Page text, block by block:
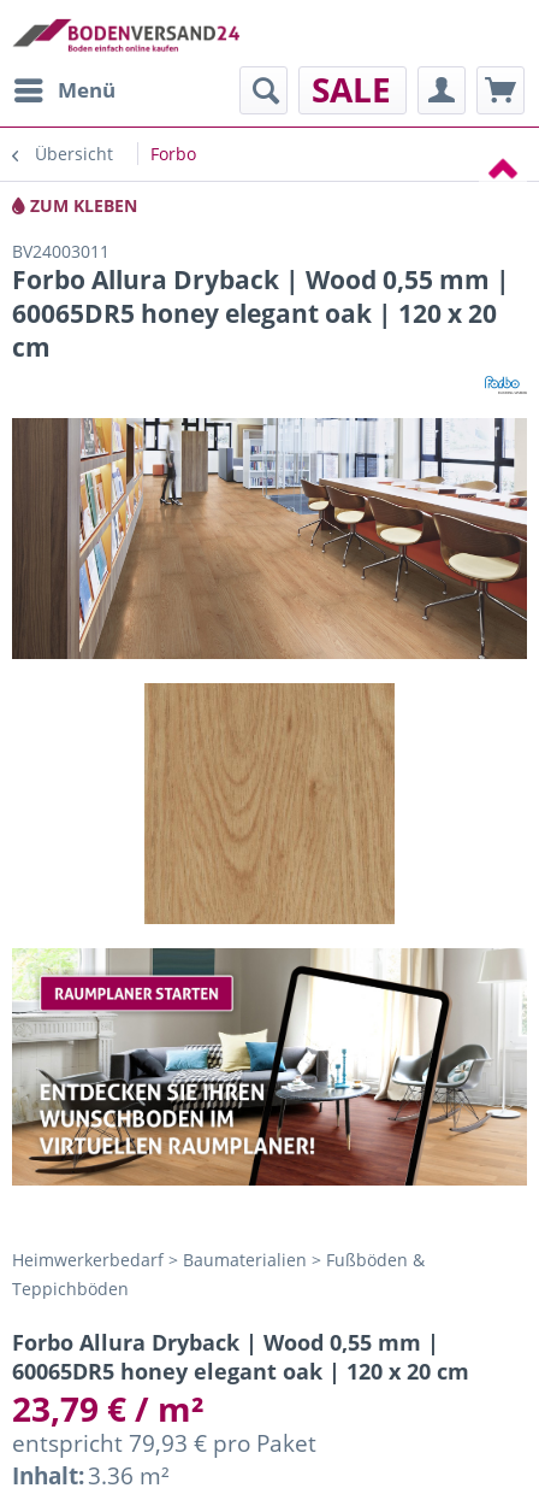
Menü SALE
Übersicht Forbo
ZUM KLEBEN
BV24003011
Forbo Allura Dryback | Wood 0,55 mm |
60065DR5 honey elegant oak | 120 x 20
cm
Heimwerkerbedarf > Baumaterialien > Fußböden &
Teppichböden
Forbo Allura Dryback | Wood 0,55 mm |
60065DR5 honey elegant oak | 120 x 20 cm
23,79 € / m²
entspricht 79,93 € pro Paket
Inhalt:3.36 m²